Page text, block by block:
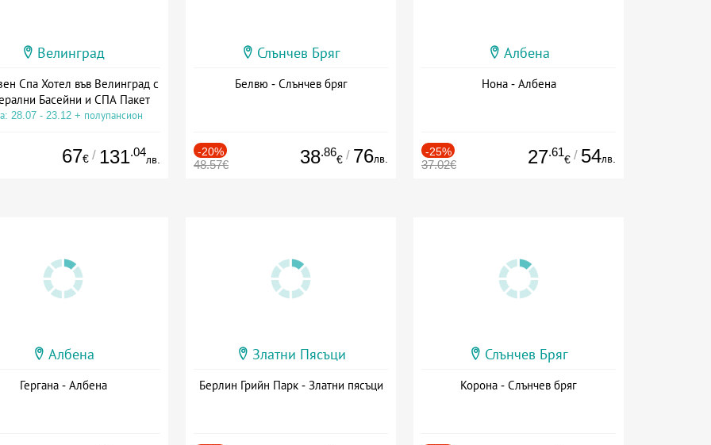
Велинград
Спа Хотел във Велинград с
Басейни и СПА Пакет
28.07 - 23.12 + полупансион
67€ / 131.04
лв.
Слънчев Бряг
Белвю - Слънчев бряг
-20%
48.57€ 38.86
€ / 76лв.
Албена
Нона - Албена
-25%
37.02€ 27.61
€ / 54лв.
Албена
Гергана - Албена
Златни Пясъци
Берлин Грийн Парк - Златни пясъци
Слънчев Бряг
Корона - Слънчев бряг